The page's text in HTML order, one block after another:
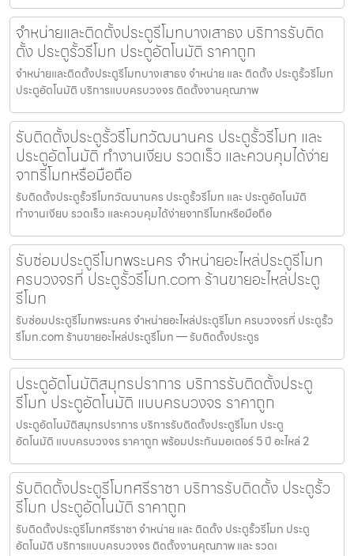
จำหน่ายและติดตั้งประตูรีโมทบางเสาธง บริการรับติด
ตั้ง ประตูรั้วรีโมท ประตูอัตโนมัติ ราคาถูก
จำหน่ายและติดตั้งประตูรีโมทบางเสาธง จำหน่าย และ ติดตั้ง ประตูรั้วรีโมท
ประตูอัตโนมัติ บริการแบบครบวงจร ติดตั้งงานคุณภาพ
รับติดตั้งประตูรั้วรีโมทวัฒนานคร ประตูรั้วรีโมท และ
ประตูอัตโนมัติ ทำงานเงียบ รวดเร็ว และควบคุมได้ง่าย
จากรีโมทหรือมือถือ
รับติดตั้งประตูรั้วรีโมทวัฒนานคร ประตูรั้วรีโมท และ ประตูอัตโนมัติ
ทำงานเงียบ รวดเร็ว และควบคุมได้ง่ายจากรีโมทหรือมือถือ
รับซ่อมประตูรีโมทพระนคร จำหน่ายอะไหล่ประตูรีโมท
ครบวงจรที่ ประตูรั้วรีโมท.com ร้านขายอะไหล่ประตู
รีโมท
รับซ่อมประตูรีโมทพระนคร จำหน่ายอะไหล่ประตูรีโมท ครบวงจรที่ ประตูรั้ว
รีโมท.com ร้านขายอะไหล่ประตูรีโมท — รับติดตั้งประตูร
ประตูอัตโนมัติสมุทรปราการ บริการรับติดตั้งประตู
รีโมท ประตูอัตโนมัติ แบบครบวงจร ราคาถูก
ประตูอัตโนมัติสมุทรปราการ บริการรับติดตั้งประตูรีโมท ประตู
อัตโนมัติ แบบครบวงจร ราคาถูก พร้อมประกันมอเตอร์ 5 ปี อะไหล่ 2
รับติดตั้งประตูรีโมทศรีราชา บริการรับติดตั้ง ประตูรั้ว
รีโมท ประตูอัตโนมัติ ราคาถูก
รับติดตั้งประตูรีโมทศรีราชา จำหน่าย และ ติดตั้ง ประตูรั้วรีโมท ประตู
อัตโนมัติ บริการแบบครบวงจร ติดตั้งงานคุณภาพ และ รวดเ